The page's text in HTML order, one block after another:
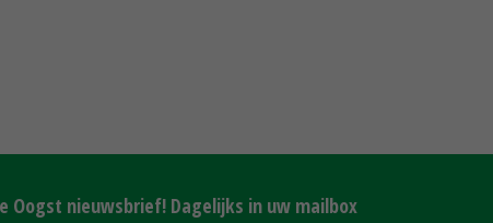
Oogst nieuwsbrief! Dagelijks in uw mailbox